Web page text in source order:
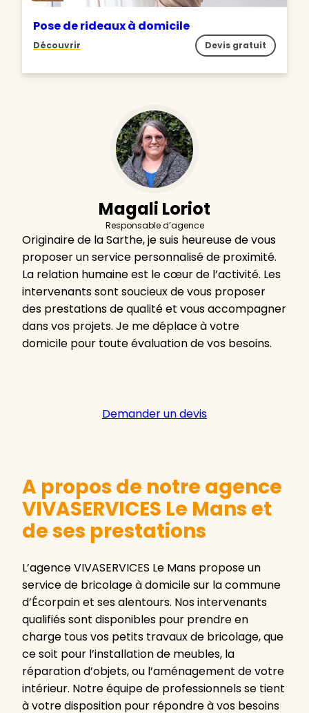
Pose de rideaux à domicile
Découvrir Devis gratuit
Magali Loriot
Responsable d’agence
Originaire de la Sarthe, je suis heureuse de vous
proposer un service personnalisé de proximité.
La relation humaine est le cœur de l’activité. Les
intervenants sont soucieux de vous proposer
des prestations de qualité et vous accompagner
dans vos projets. Je me déplace à votre
domicile pour toute évaluation de vos besoins.
Demander un devis
A propos de notre agence
VIVASERVICES Le Mans et
de ses prestations
L’agence VIVASERVICES Le Mans propose un
service de bricolage à domicile sur la commune
d’Écorpain et ses alentours. Nos intervenants
qualifiés sont disponibles pour prendre en
charge tous vos petits travaux de bricolage, que
ce soit pour l’installation de meubles, la
réparation d’objets, ou l’aménagement de votre
intérieur. Notre équipe de professionnels se tient
à votre disposition pour répondre à vos besoins